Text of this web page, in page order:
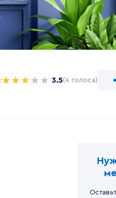
3.5(4 голоса)